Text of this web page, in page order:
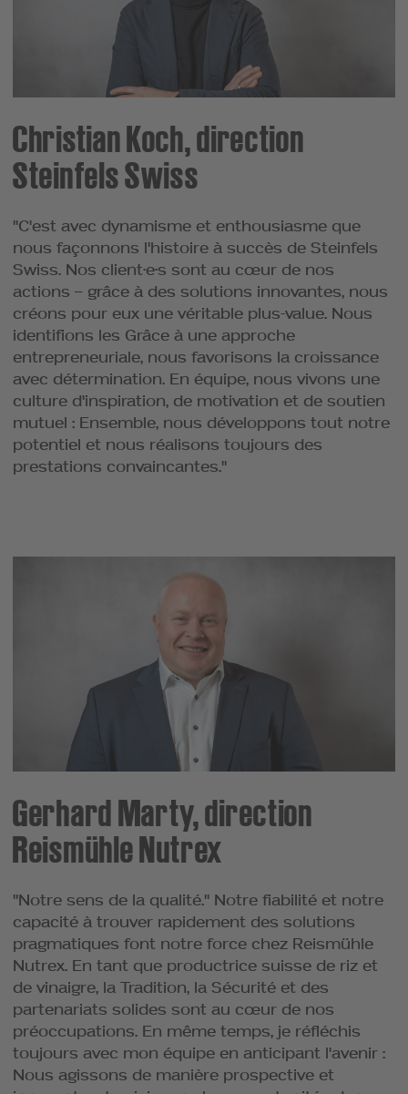
Christian Koch, direction
Steinfels Swiss
"C'est avec dynamisme et enthousiasme que
nous façonnons l'histoire à succès de Steinfels
Swiss. Nos client·e·s sont au cœur de nos
actions – grâce à des solutions innovantes, nous
créons pour eux une véritable plus-value. Nous
identifions les Grâce à une approche
entrepreneuriale, nous favorisons la croissance
avec détermination. En équipe, nous vivons une
culture d'inspiration, de motivation et de soutien
mutuel : Ensemble, nous développons tout notre
potentiel et nous réalisons toujours des
prestations convaincantes."
Gerhard Marty, direction
Reismühle Nutrex
"Notre sens de la qualité." Notre fiabilité et notre
capacité à trouver rapidement des solutions
pragmatiques font notre force chez Reismühle
Nutrex. En tant que productrice suisse de riz et
de vinaigre, la Tradition, la Sécurité et des
partenariats solides sont au cœur de nos
préoccupations. En même temps, je réfléchis
toujours avec mon équipe en anticipant l'avenir :
Nous agissons de manière prospective et